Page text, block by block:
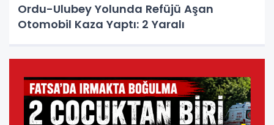
Ordu-Ulubey Yolunda Refüjü Aşan
Otomobil Kaza Yaptı: 2 Yaralı